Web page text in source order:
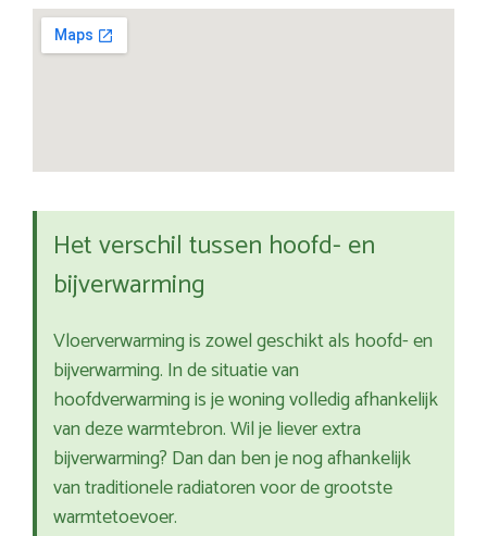
Het verschil tussen hoofd- en
bijverwarming
Vloerverwarming is zowel geschikt als hoofd- en
bijverwarming. In de situatie van
hoofdverwarming is je woning volledig afhankelijk
van deze warmtebron. Wil je liever extra
bijverwarming? Dan dan ben je nog afhankelijk
van traditionele radiatoren voor de grootste
warmtetoevoer.